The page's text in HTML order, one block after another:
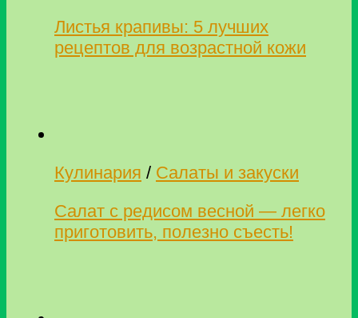
Листья крапивы: 5 лучших
рецептов для возрастной кожи
Кулинария / Салаты и закуски
Салат с редисом весной — легко
приготовить, полезно съесть!